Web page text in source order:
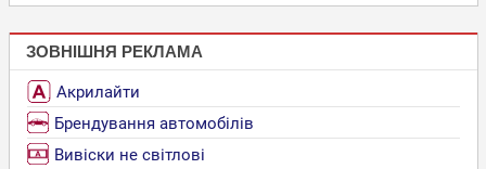
ЗОВНІШНЯ РЕКЛАМА
Акрилайти
Брендування автомобілів
Вивіски не світлові